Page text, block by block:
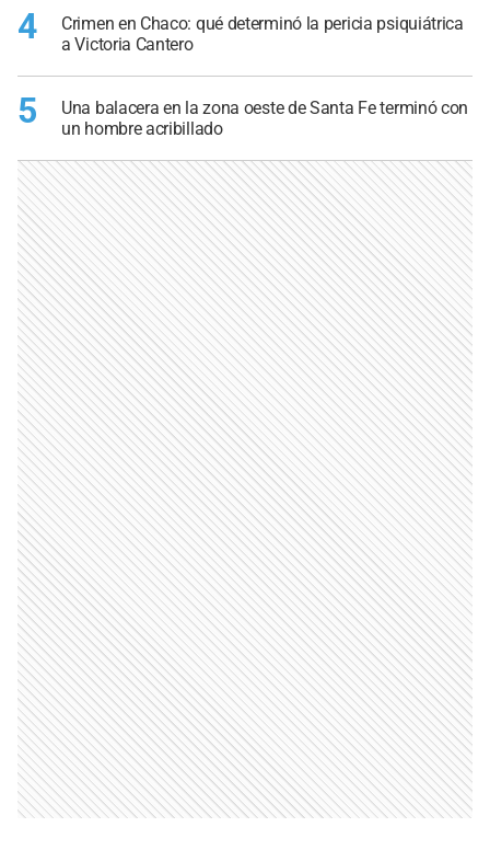
4
Crimen en Chaco: qué determinó la pericia psiquiátrica
a Victoria Cantero
5
Una balacera en la zona oeste de Santa Fe terminó con
un hombre acribillado